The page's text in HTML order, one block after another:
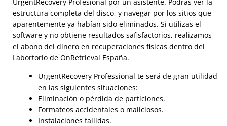
estructura completa del disco, y navegar por los sitios que
aparentemente ya habían sido eliminados. Si utilizas el
software y no obtiene resultados safisfactorios, realizamos
el abono del dinero en recuperaciones fisicas dentro del
Labortorio de OnRetrieval España.
UrgentRecovery Professional te será de gran utilidad
en las siguientes situaciones:
Eliminación o pérdida de particiones.
Formateos accidentales o maliciosos.
Instalaciones fallidas.